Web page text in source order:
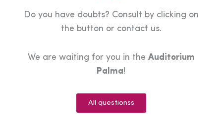
Do you have doubts? Consult by clicking on
the button or contact us.
We are waiting for you in the Auditorium
Palma!
All questionss